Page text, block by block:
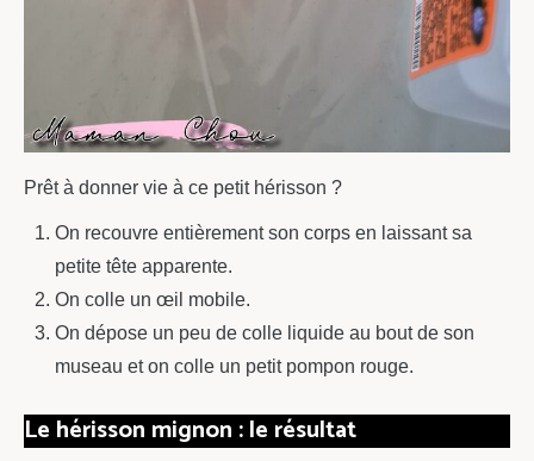
Prêt à donner vie à ce petit hérisson ?
On recouvre entièrement son corps en laissant sa
petite tête apparente.
On colle un œil mobile.
On dépose un peu de colle liquide au bout de son
museau et on colle un petit pompon rouge.
Le hérisson mignon : le résultat